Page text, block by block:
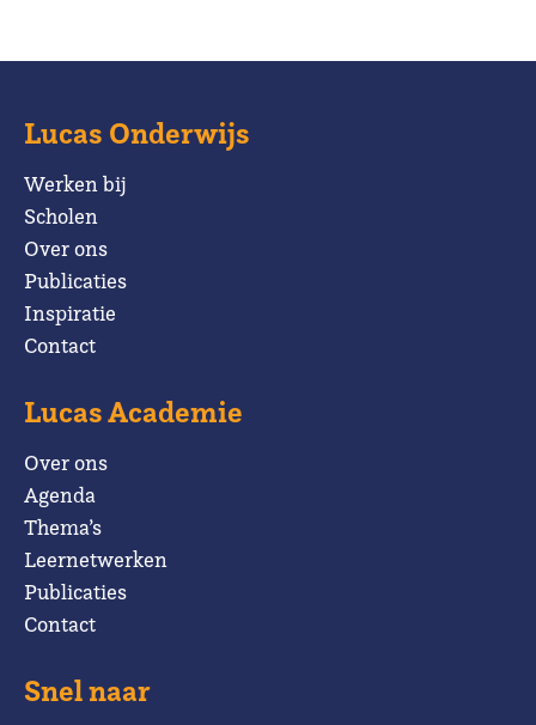
Lucas Onderwijs
Werken bij
Scholen
Over ons
Publicaties
Inspiratie
Contact
Lucas Academie
Over ons
Agenda
Thema’s
Leernetwerken
Publicaties
Contact
Snel naar